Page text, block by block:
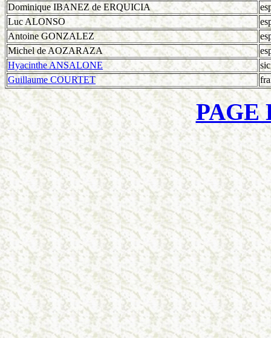
Dominique IBANEZ de ERQUICIA
Luc ALONSO
Antoine GONZALEZ
Michel de AOZARAZA
Hyacinthe ANSALONE
Guillaume COURTET
PAGE